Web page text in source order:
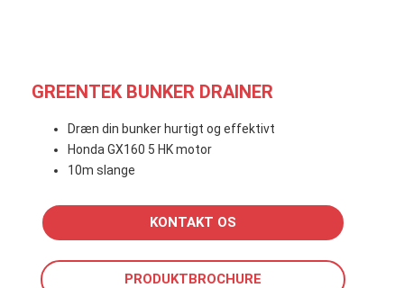
GREENTEK BUNKER DRAINER
Dræn din bunker hurtigt og effektivt
Honda GX160 5 HK motor
10m slange
KONTAKT OS
PRODUKTBROCHURE